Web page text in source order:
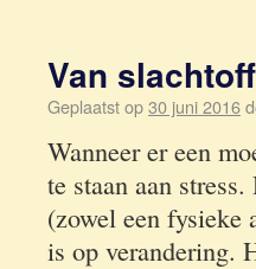
Van
Geplaatst op30 juni 2016
Wanneer er een
te staan aan
(zowel een fysieke
is op verandering.